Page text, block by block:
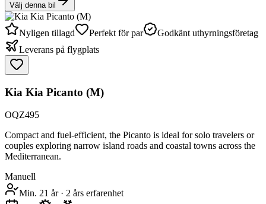
Välj denna bil
Nyligen tillagd Perfekt för par
Godkänt uthyrningsföretag
Leverans på flygplats
Kia Kia Picanto (M)
OQZ495
Compact and fuel-efficient, the Picanto is ideal for solo travelers or
couples exploring narrow island roads and coastal towns across the
Mediterranean.
Manuell
Min. 21 år· 2 års erfarenhet